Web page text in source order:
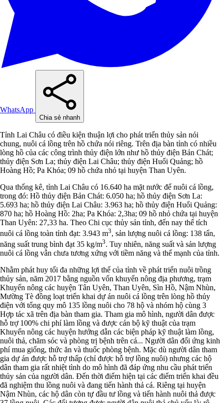
WhatsApp
Chia sẻ nhanh
Tỉnh Lai Châu có điều kiện thuận lợi cho phát triển thủy sản nói
chung, nuôi cá lồng trên hồ chứa nói riêng. Trên địa bàn tỉnh có nhiều
lòng hồ của các công trình thủy điện lớn như hồ thủy điện Bản Chát;
thủy điện Sơn La; thủy điện Lai Châu; thủy điện Huổi Quảng; hồ
Hoàng Hồ; Pa Khóa; 09 hồ chứa nhỏ tại huyện Than Uyên.
Qua thống kê, tỉnh Lai Châu có 16.640 ha mặt nước để nuôi cá lồng,
trong đó: Hồ thủy điện Bản Chát: 6.050 ha; hồ thủy điện Sơn La:
5.693 ha; hồ thủy điện Lai Châu: 3.963 ha; hồ thủy điện Huổi Quảng:
870 ha; hồ Hoàng Hồ: 2ha; Pa Khóa: 2,3ha; 09 hồ nhỏ chứa tại huyện
Than Uyên: 27,33 ha. Theo Chi cục thủy sản tỉnh, đến nay thể tích
nuôi cá lồng toàn tỉnh đạt: 3.943 m3, sản lượng nuôi cá lồng: 138 tấn,
năng suất trung bình đạt 35 kg/m3. Tuy nhiên, năng suất và sản lượng
nuôi cá lồng vẫn chưa tương xứng với tiềm năng và thế mạnh của tỉnh.
Nhằm phát huy tối đa những lợi thế của tỉnh về phát triển nuôi trồng
thủy sản, năm 2017 bằng nguồn vốn khuyến nông địa phương, trạm
Khuyến nông các huyện Tân Uyên, Than Uyên, Sìn Hồ, Nậm Nhùn,
Mường Tè đồng loạt triển khai dự án nuôi cá lồng trên lòng hồ thủy
điện với tổng quy mô 135 lồng nuôi cho 78 hộ và nhóm hộ cùng 3
Hợp tác xã trên địa bàn tham gia. Tham gia mô hình, người dân được
hỗ trợ 100% chi phí làm lồng và được cán bộ kỹ thuật của trạm
Khuyến nông các huyện hướng dẫn các biện pháp kỹ thuật làm lồng,
nuôi thả, chăm sóc và phòng trị bệnh trên cá... Người dân đối ứng kinh
phí mua giống, thức ăn và thuốc phòng bệnh. Mặc dù người dân tham
gia dự án được hỗ trợ thấp (chỉ được hỗ trợ lồng nuôi) nhưng các hộ
dân tham gia rất nhiệt tình do mô hình đã đáp ứng nhu cầu phát triển
thủy sản của người dân. Đến thời điểm hiện tại các điểm triển khai đều
đã nghiệm thu lồng nuôi và đang tiến hành thả cá. Riêng tại huyện
Nậm Nhùn, các hộ dân còn tự đầu tư lồng và tiến hành nuôi thả được